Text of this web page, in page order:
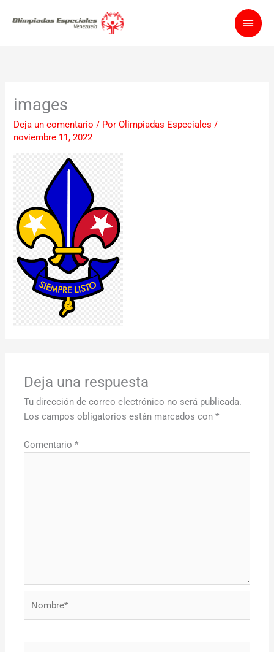
images
Deja un comentario / PorOlimpiadas Especiales/
noviembre 11, 2022
Deja una respuesta
Tu dirección de correo electrónico no será publicada.
Los campos obligatorios están marcados con*
Comentario*